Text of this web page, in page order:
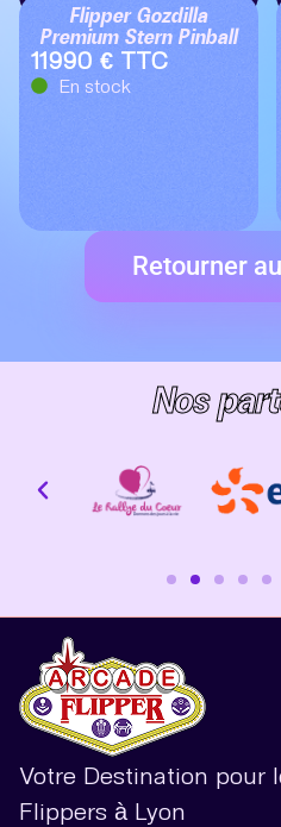
Flipper Gozdilla
Premium Stern Pinball
11990 € TTC
En stock
Retourner
Nos
Votre Destination pour
Flippers à Lyon